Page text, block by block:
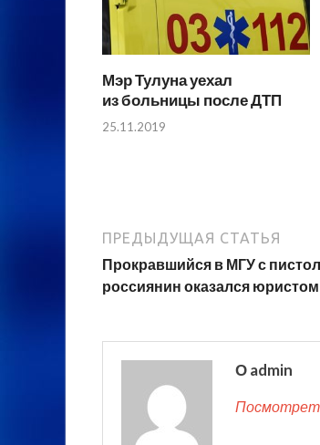
Мэр Тулуна уехал
из больницы после ДТП
25.11.2019
ПРЕДЫДУЩАЯ СТАТЬЯ
Прокравшийся в МГУ с
россиянин оказался юристом
О admin